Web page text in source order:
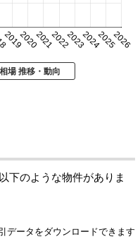
20192020202120222023202420252026
場 推移・動向
下のような物件がありま
データをダウンロードできます